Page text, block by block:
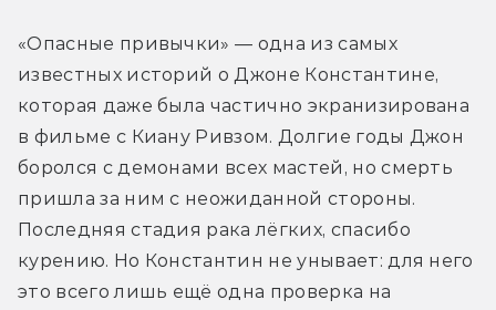
«Опасные привычки» — одна из самых
известных историй о Джоне Константине,
которая даже была частично экранизирована
в фильме с Киану Ривзом. Долгие годы Джон
боролся с демонами всех мастей, но смерть
пришла за ним с неожиданной стороны.
Последняя стадия рака лёгких, спасибо
курению. Но Константин не унывает: для него
это всего лишь ещё одна проверка на